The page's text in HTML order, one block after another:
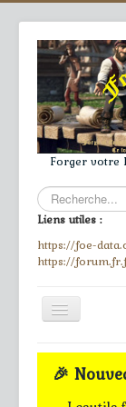
Forger votre
Rechercher
Liens utiles :
https://foe-
https://
Toggle
Navigation
🎉